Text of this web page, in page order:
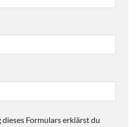
Formulars erklärst du